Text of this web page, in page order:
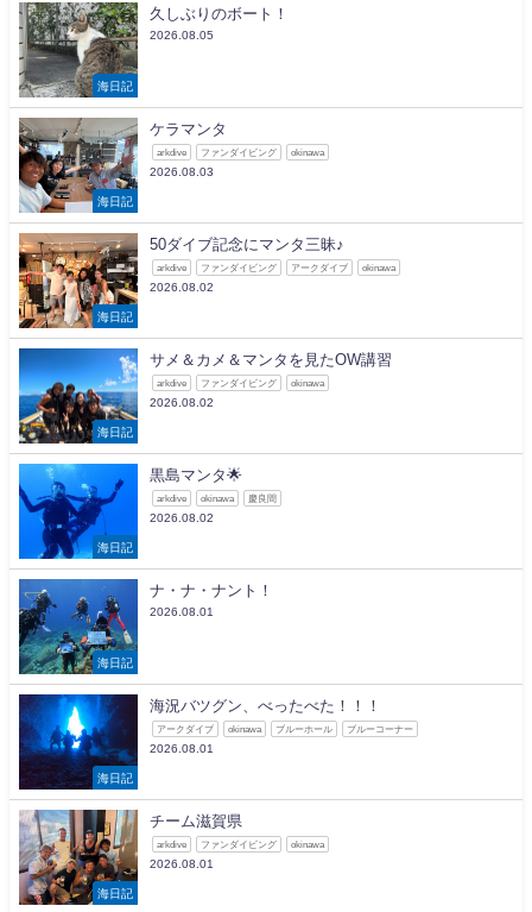
海日記
久しぶりのボート！
2026.08.05
海日記
ケラマンタ
arkdive ファンダイビング okinawa
2026.08.03
海日記
50ダイブ記念にマンタ三昧♪
arkdive ファンダイビング アークダイブ okinawa
2026.08.02
海日記
サメ＆カメ＆マンタを見たOW講習
arkdive ファンダイビング okinawa
2026.08.02
海日記
黒島マンタ🌟
arkdive okinawa 慶良間
2026.08.02
海日記
ナ・ナ・ナント！
2026.08.01
海日記
海況バツグン、べったべた！！！
アークダイブ okinawa ブルーホール ブルーコーナー
2026.08.01
海日記
チーム滋賀県
arkdive ファンダイビング okinawa
2026.08.01